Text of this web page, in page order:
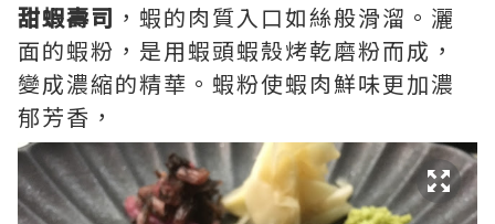
甜蝦壽司 ，蝦的肉質入口如絲般滑溜。灑
面的蝦粉，是用蝦頭蝦殼烤乾磨粉而成，
變成濃縮的精華。蝦粉使蝦肉鮮味更加濃
郁芳香，